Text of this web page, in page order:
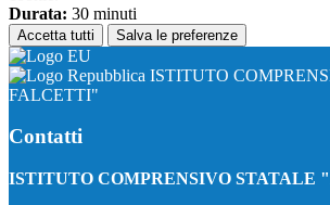
Durata: 30 minuti
Accetta tutti Salva le preferenze
ISTITUTO
FALCETTI"
Contatti
ISTITUTO COMPRENSIVO STATALE